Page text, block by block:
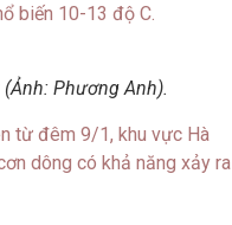
biến 10-13 độ C.
Phương Anh).
từ đêm 9/1, khu vực Hà
dông có khả năng xảy ra